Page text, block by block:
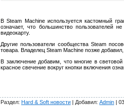
В Steam Machine используется кастомный
означает, что большинство пользователей
видеокарту.
Другие пользователи сообщества Steam
товара. Владелец Steam Machine позже
В заключение добавим, что многие в
красное свечение вокруг кнопки включения
Раздел: Hard & Soft новости | Добавил: Admin |